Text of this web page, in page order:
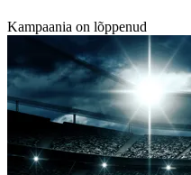
Kampaania on lõppenud